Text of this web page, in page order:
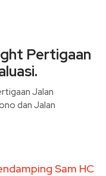
Pertigaan
Jalan
dan Jalan